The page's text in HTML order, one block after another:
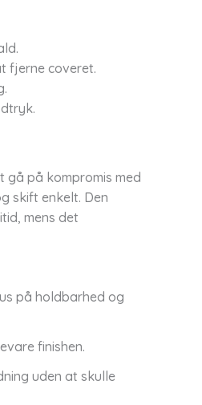
fjerne coveret.
gå på kompromis med
skift enkelt. Den
mens det
på holdbarhed og
finishen.
uden at skulle